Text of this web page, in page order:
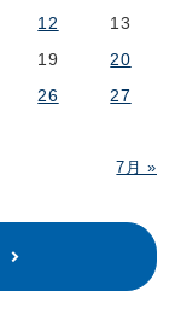
7月 »
12
13
19
20
26
27